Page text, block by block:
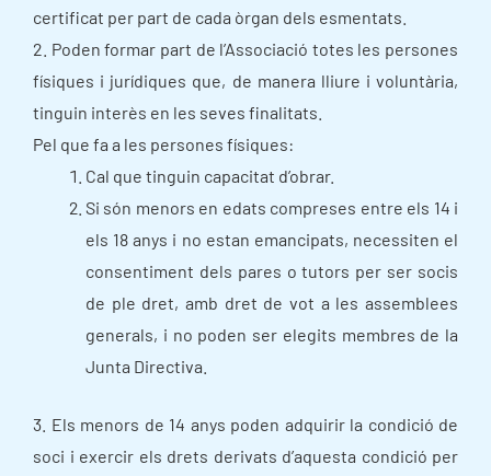
certificat per part de cada òrgan dels esmentats.
2. Poden formar part de l’Associació totes les persones
físiques i jurídiques que, de manera lliure i voluntària,
tinguin interès en les seves finalitats.
Pel que fa a les persones físiques:
Cal que tinguin capacitat d’obrar.
Si són menors en edats compreses entre els 14 i
els 18 anys i no estan emancipats, necessiten el
consentiment dels pares o tutors per ser socis
de ple dret, amb dret de vot a les assemblees
generals, i no poden ser elegits membres de la
Junta Directiva.
3. Els menors de 14 anys poden adquirir la condició de
soci i exercir els drets derivats d’aquesta condició per